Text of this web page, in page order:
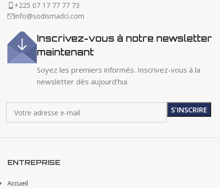
+225 07 17 77 77 73
info@sodismadci.com
Inscrivez-vous à notre newsletter
maintenant
Soyez les premiers informés. Inscrivez-vous à la
newsletter dès aujourd'hui.
ENTREPRISE
Accueil